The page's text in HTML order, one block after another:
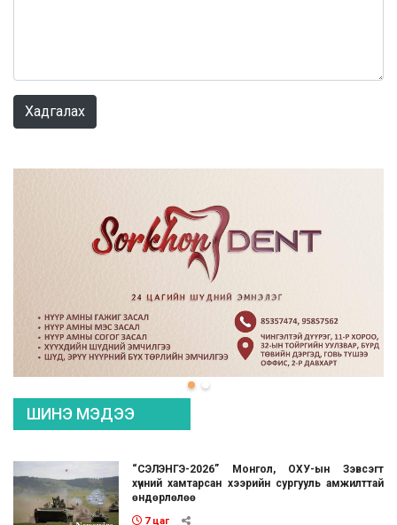
Хадгалах
ШИНЭ МЭДЭЭ
“СЭЛЭНГЭ-2026” Монгол, ОХУ-ын Зэвсэгт
хүчний хамтарсан хээрийн сургууль амжилттай
өндөрлөлөө
7 цаг